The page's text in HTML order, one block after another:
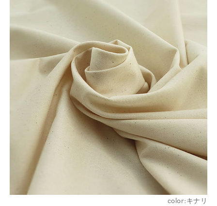
color:キナリ